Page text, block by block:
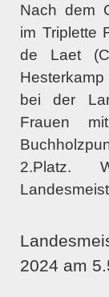
Nach dem
im Triplette
de Laet
bei der
Frauen
2.Platz.
2024 am